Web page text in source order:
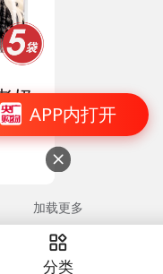
APP内打开

奶
加载更多
分类